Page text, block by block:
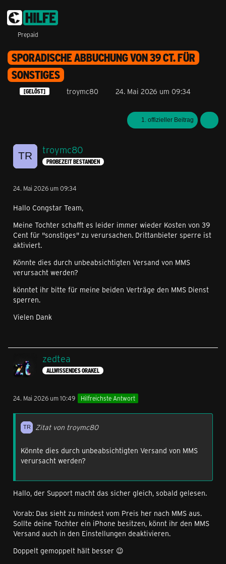
Prepaid
SPORADISCHE ABBUCHUNG VON 39 CT. FÜR
SONSTIGES
[GELÖST] troymc80 24. Mai 2026 um 09:34
1. offizieller Beitrag
troymc80
PROBEZEIT BESTANDEN
24. Mai 2026 um 09:34
Hallo Congstar Team,
Meine Tochter schafft es leider immer wieder Kosten von 39
Cent für "sonstiges" zu verursachen. Drittanbieter sperre ist
aktiviert.
Könnte dies durch unbeabsichtigten Versand von MMS
verursacht werden?
könntet ihr bitte für meine beiden Verträge den MMS Dienst
sperren.
Vielen Dank
zedtea
ALLWISSENDES ORAKEL
24. Mai 2026 um 10:49 Hilfreichste Antwort
Zitat von troymc80
Könnte dies durch unbeabsichtigten Versand von MMS
verursacht werden?
Hallo, der Support macht das sicher gleich, sobald gelesen.
Vorab: Das sieht zu mindest vom Preis her nach MMS aus.
Sollte deine Tochter ein iPhone besitzen, könnt ihr den MMS
Versand auch in den Einstellungen deaktivieren.
Doppelt gemoppelt hält besser 😉